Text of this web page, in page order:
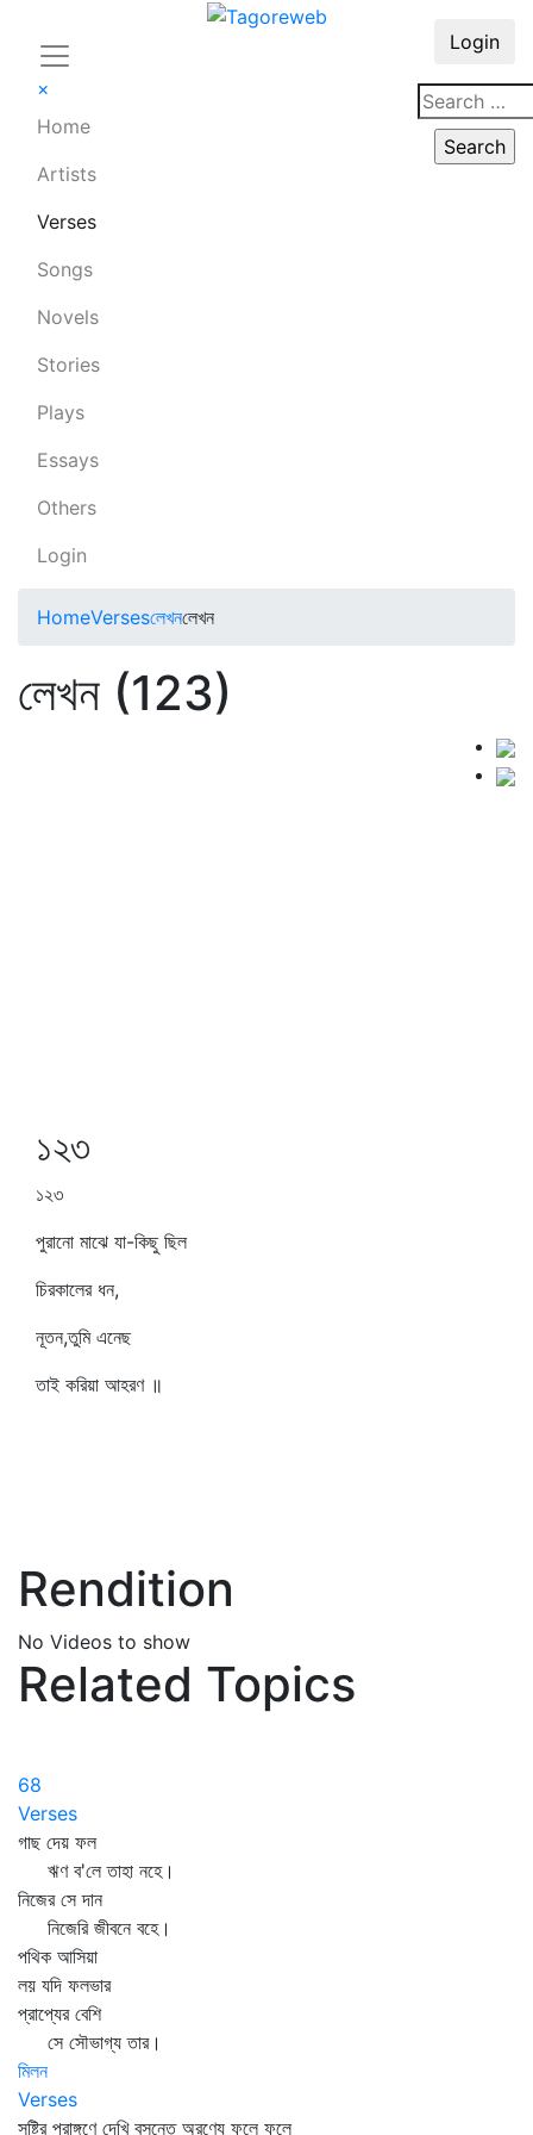
×
Home
Artists
Verses
Songs
Novels
Stories
Plays
Essays
Others
Login
Login
HomeVersesলেখনলেখন
লেখন (123)
১২৩
১২৩
পুরানো মাঝে যা-কিছু ছিল
চিরকালের ধন,
নূতন,তুমি এনেছ
তাই করিয়া আহরণ ॥
Rendition
No Videos to show
Related Topics
68
Verses
গাছ দেয় ফল
ঋণ ব'লে তাহা নহে।
নিজের সে দান
নিজেরি জীবনে বহে।
পথিক আসিয়া
লয় যদি ফলভার
প্রাপ্যের বেশি
সে সৌভাগ্য তার।
মিলন
Verses
সৃষ্টির প্রাঙ্গণে দেখি বসন্তে অরণ্যে ফুলে ফুলে